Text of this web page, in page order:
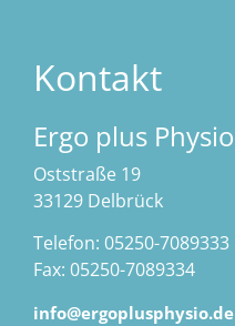
Kontakt
Ergo plus Physio
Oststraße 19
33129 Delbrück
Telefon: 05250-7089333
Fax: 05250-7089334
info@ergoplusphysio.de